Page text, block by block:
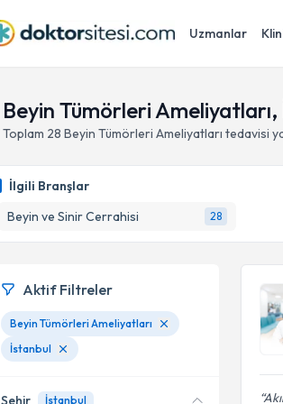
Uzmanlar
Beyin Tümörleri
Toplam 28 Beyin Tümörleri Ameliyatları tedavisi
İlgili Branşlar
Beyin ve Sinir Cerrahisi
28
Aktif Filtreler
Beyin Tümörleri Ameliyatları
İstanbul
Şehir İstanbul